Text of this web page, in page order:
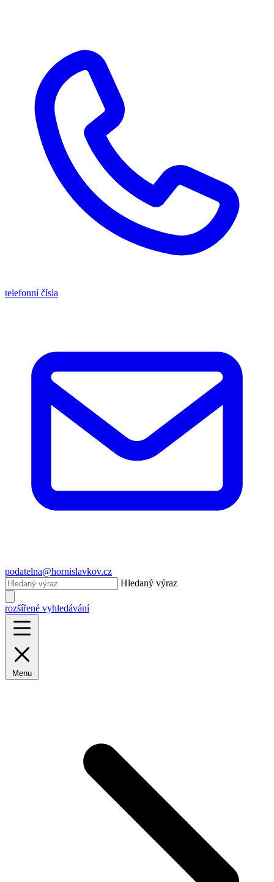
telefonní čísla
podatelna@hornislavkov.cz
Hledaný výraz
rozšířené vyhledávání
Menu